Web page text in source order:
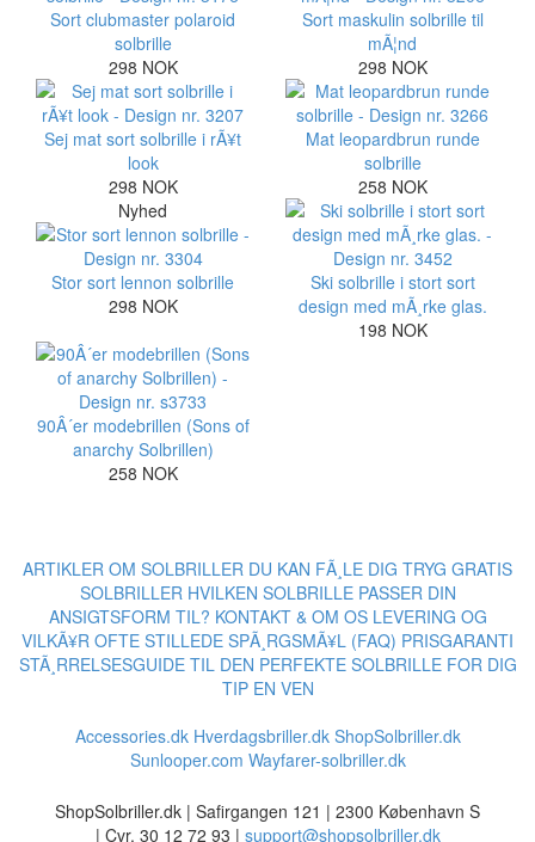
Sort clubmaster polaroid
solbrille
298 NOK
Sort maskulin solbrille til
mÃ¦nd
298 NOK
Sej mat sort solbrille i rÃ¥t
look
298 NOK
Mat leopardbrun runde
solbrille
258 NOK
Nyhed
Stor sort lennon solbrille
298 NOK
Ski solbrille i stort sort
design med mÃ¸rke glas.
198 NOK
90Â´er modebrillen (Sons of
anarchy Solbrillen)
258 NOK
ARTIKLER OM SOLBRILLER DU KAN FÃ¸LE DIG TRYG GRATIS
SOLBRILLER HVILKEN SOLBRILLE PASSER DIN
ANSIGTSFORM TIL? KONTAKT & OM OS LEVERING OG
VILKÃ¥R OFTE STILLEDE SPÃ¸RGSMÃ¥L (FAQ) PRISGARANTI
STÃ¸RRELSESGUIDE TIL DEN PERFEKTE SOLBRILLE FOR DIG
TIP EN VEN
Accessories.dk Hverdagsbriller.dk ShopSolbriller.dk
Sunlooper.com Wayfarer-solbriller.dk
ShopSolbriller.dk | Safirgangen 121 | 2300 København S
| Cvr. 30 12 72 93 | support@shopsolbriller.dk